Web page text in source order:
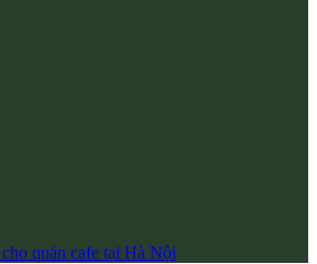
quán cafe tại Hà Nội